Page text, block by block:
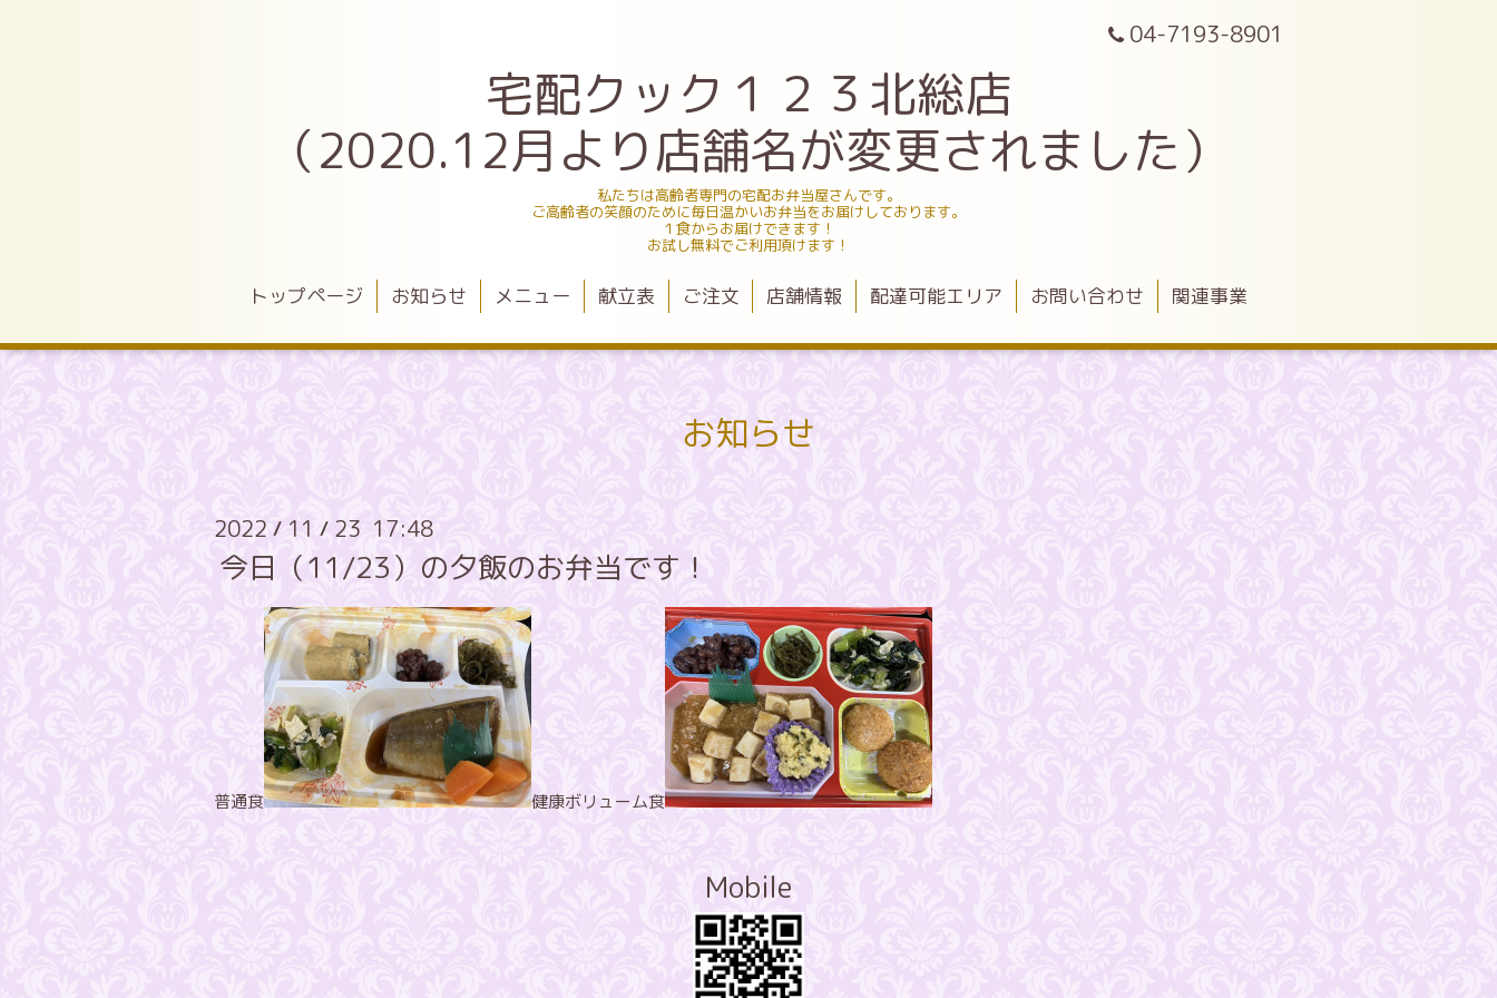
04-7193-8901
宅配クック１２３北総店
（2020.12月より店舗名が変更されました）
私たちは高齢者専門の宅配お弁当屋さんです。
ご高齢者の笑顔のために毎日温かいお弁当をお届けしております。
１食からお届けできます！
お試し無料でご利用頂けます！
トップページ お知らせ メニュー 献立表 ご注文 店舗情報 配達可能エリア お問い合わせ 関連事業
お知らせ
2022 / 11 / 23 17:48
今日（11/23）の夕飯のお弁当です！
普通食 健康ボリューム食
Mobile